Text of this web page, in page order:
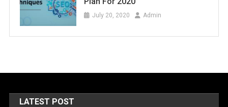
July 20, 2020 Admin
LATEST POST